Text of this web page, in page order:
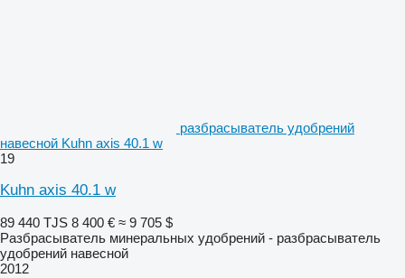
разбрасыватель удобрений
навесной Kuhn axis 40.1 w
19
Kuhn axis 40.1 w
89 440 TJS 8 400 € ≈ 9 705 $
Разбрасыватель минеральных удобрений - разбрасыватель
удобрений навесной
2012